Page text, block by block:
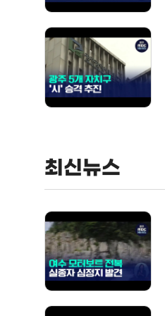
최신뉴스